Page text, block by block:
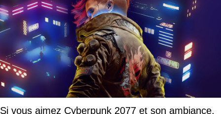
Si vous aimez Cyberpunk 2077 et son ambiance,